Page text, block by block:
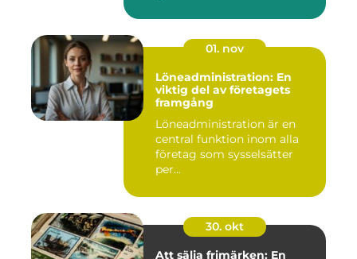
01. nov
Löneadministration: En
viktig del av företagets
framgång
Löneadministration är en
central funktion inom alla
företag som sysselsätter
per...
30. okt
Att sälja frimärken: En